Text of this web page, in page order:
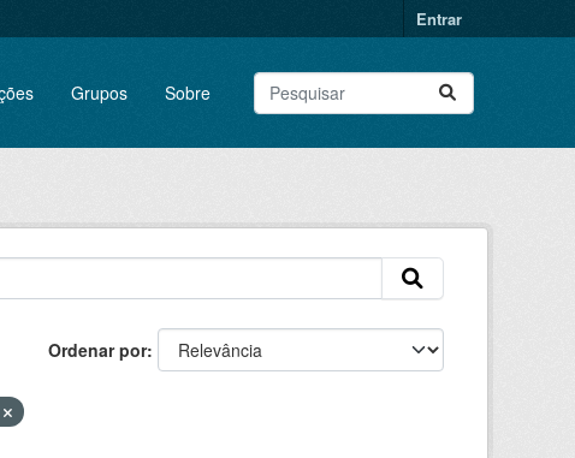
Entrar
Grupos Sobre
Ordenar por